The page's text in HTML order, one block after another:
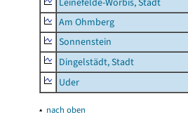
Am Ohmberg
Sonnenstein
Dingelstädt, Stadt
Uder
▴ nach oben